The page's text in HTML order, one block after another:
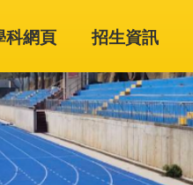
科網頁 招生資訊